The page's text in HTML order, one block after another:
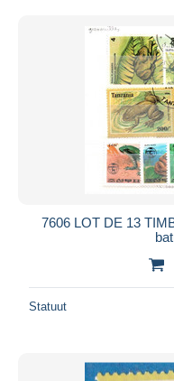
7606 LOT DE 13
Statuut